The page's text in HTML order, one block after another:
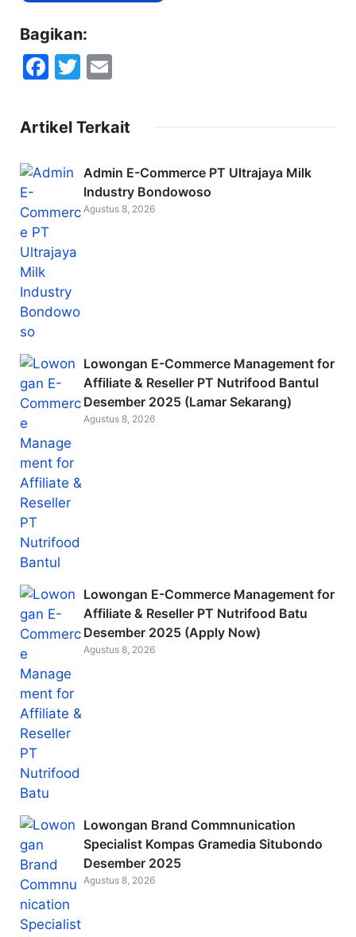
Bagikan:
F
c
e
b
o
k
T
itt
er
ai
l
Artikel Terkait
Admin E-Commerce PT Ultrajaya Milk
Industry Bondowoso
Agustus 8, 2026
Lowongan E-Commerce Management for
Affiliate & Reseller PT Nutrifood Bantul
Desember 2025 (Lamar Sekarang)
Agustus 8, 2026
Lowongan E-Commerce Management for
Affiliate & Reseller PT Nutrifood Batu
Desember 2025 (Apply Now)
Agustus 8, 2026
Lowongan Brand Commnunication
Specialist Kompas Gramedia Situbondo
Desember 2025
Agustus 8, 2026